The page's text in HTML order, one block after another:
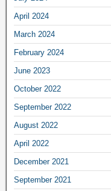
April 2024
March 2024
February 2024
June 2023
October 2022
September 2022
August 2022
April 2022
December 2021
September 2021